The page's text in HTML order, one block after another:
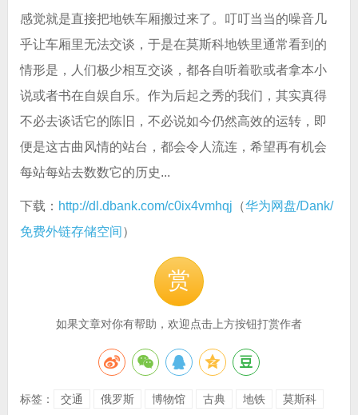
感觉就是直接把地铁车厢搬过来了。叮叮当当的噪音几
乎让车厢里无法交谈，于是在莫斯科地铁里通常看到的
情形是，人们极少相互交谈，都各自听着歌或者拿本小
说或者书在自娱自乐。作为后起之秀的我们，其实真得
不必去谈话它的陈旧，不必说如今仍然高效的运转，即
便是这古曲风情的站台，都会令人流连，希望再有机会
每站每站去数数它的历史...
下载： http://dl.dbank.com/c0ix4vmhqj （华为网盘/Dank/
免费外链存储空间 ）
赏
如果文章对你有帮助，欢迎点击上方按钮打赏作者
标签： 交通 俄罗斯 博物馆 古典 地铁 莫斯科